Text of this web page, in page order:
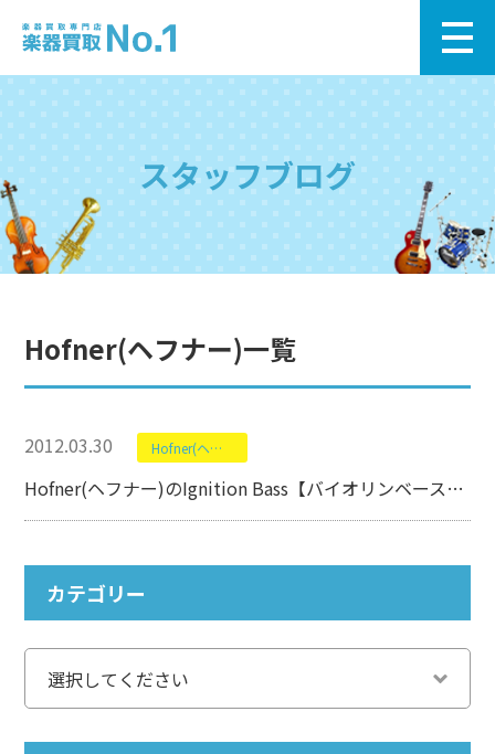
スタッフブログ
Hofner(ヘフナー)一覧
2012.03.30 Hofner(ヘフナー)
Hofner(ヘフナー)のIgnition Bass【バイオリンベース高価買取中】
カテゴリー